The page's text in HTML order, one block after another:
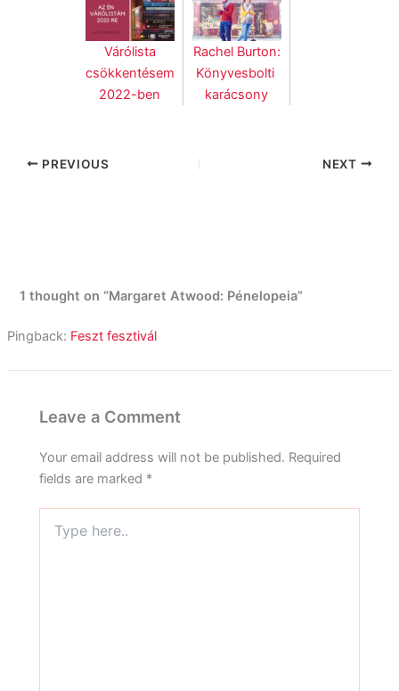
Várólista
csökkentésem
2022-ben
Rachel Burton:
Könyvesbolti ​
karácsony
PREVIOUS NEXT
1 thought on “Margaret Atwood: Pénelopeia”
Pingback: Feszt fesztivál
Leave a Comment
Your email address will not be published. Required
fields are marked *
here..